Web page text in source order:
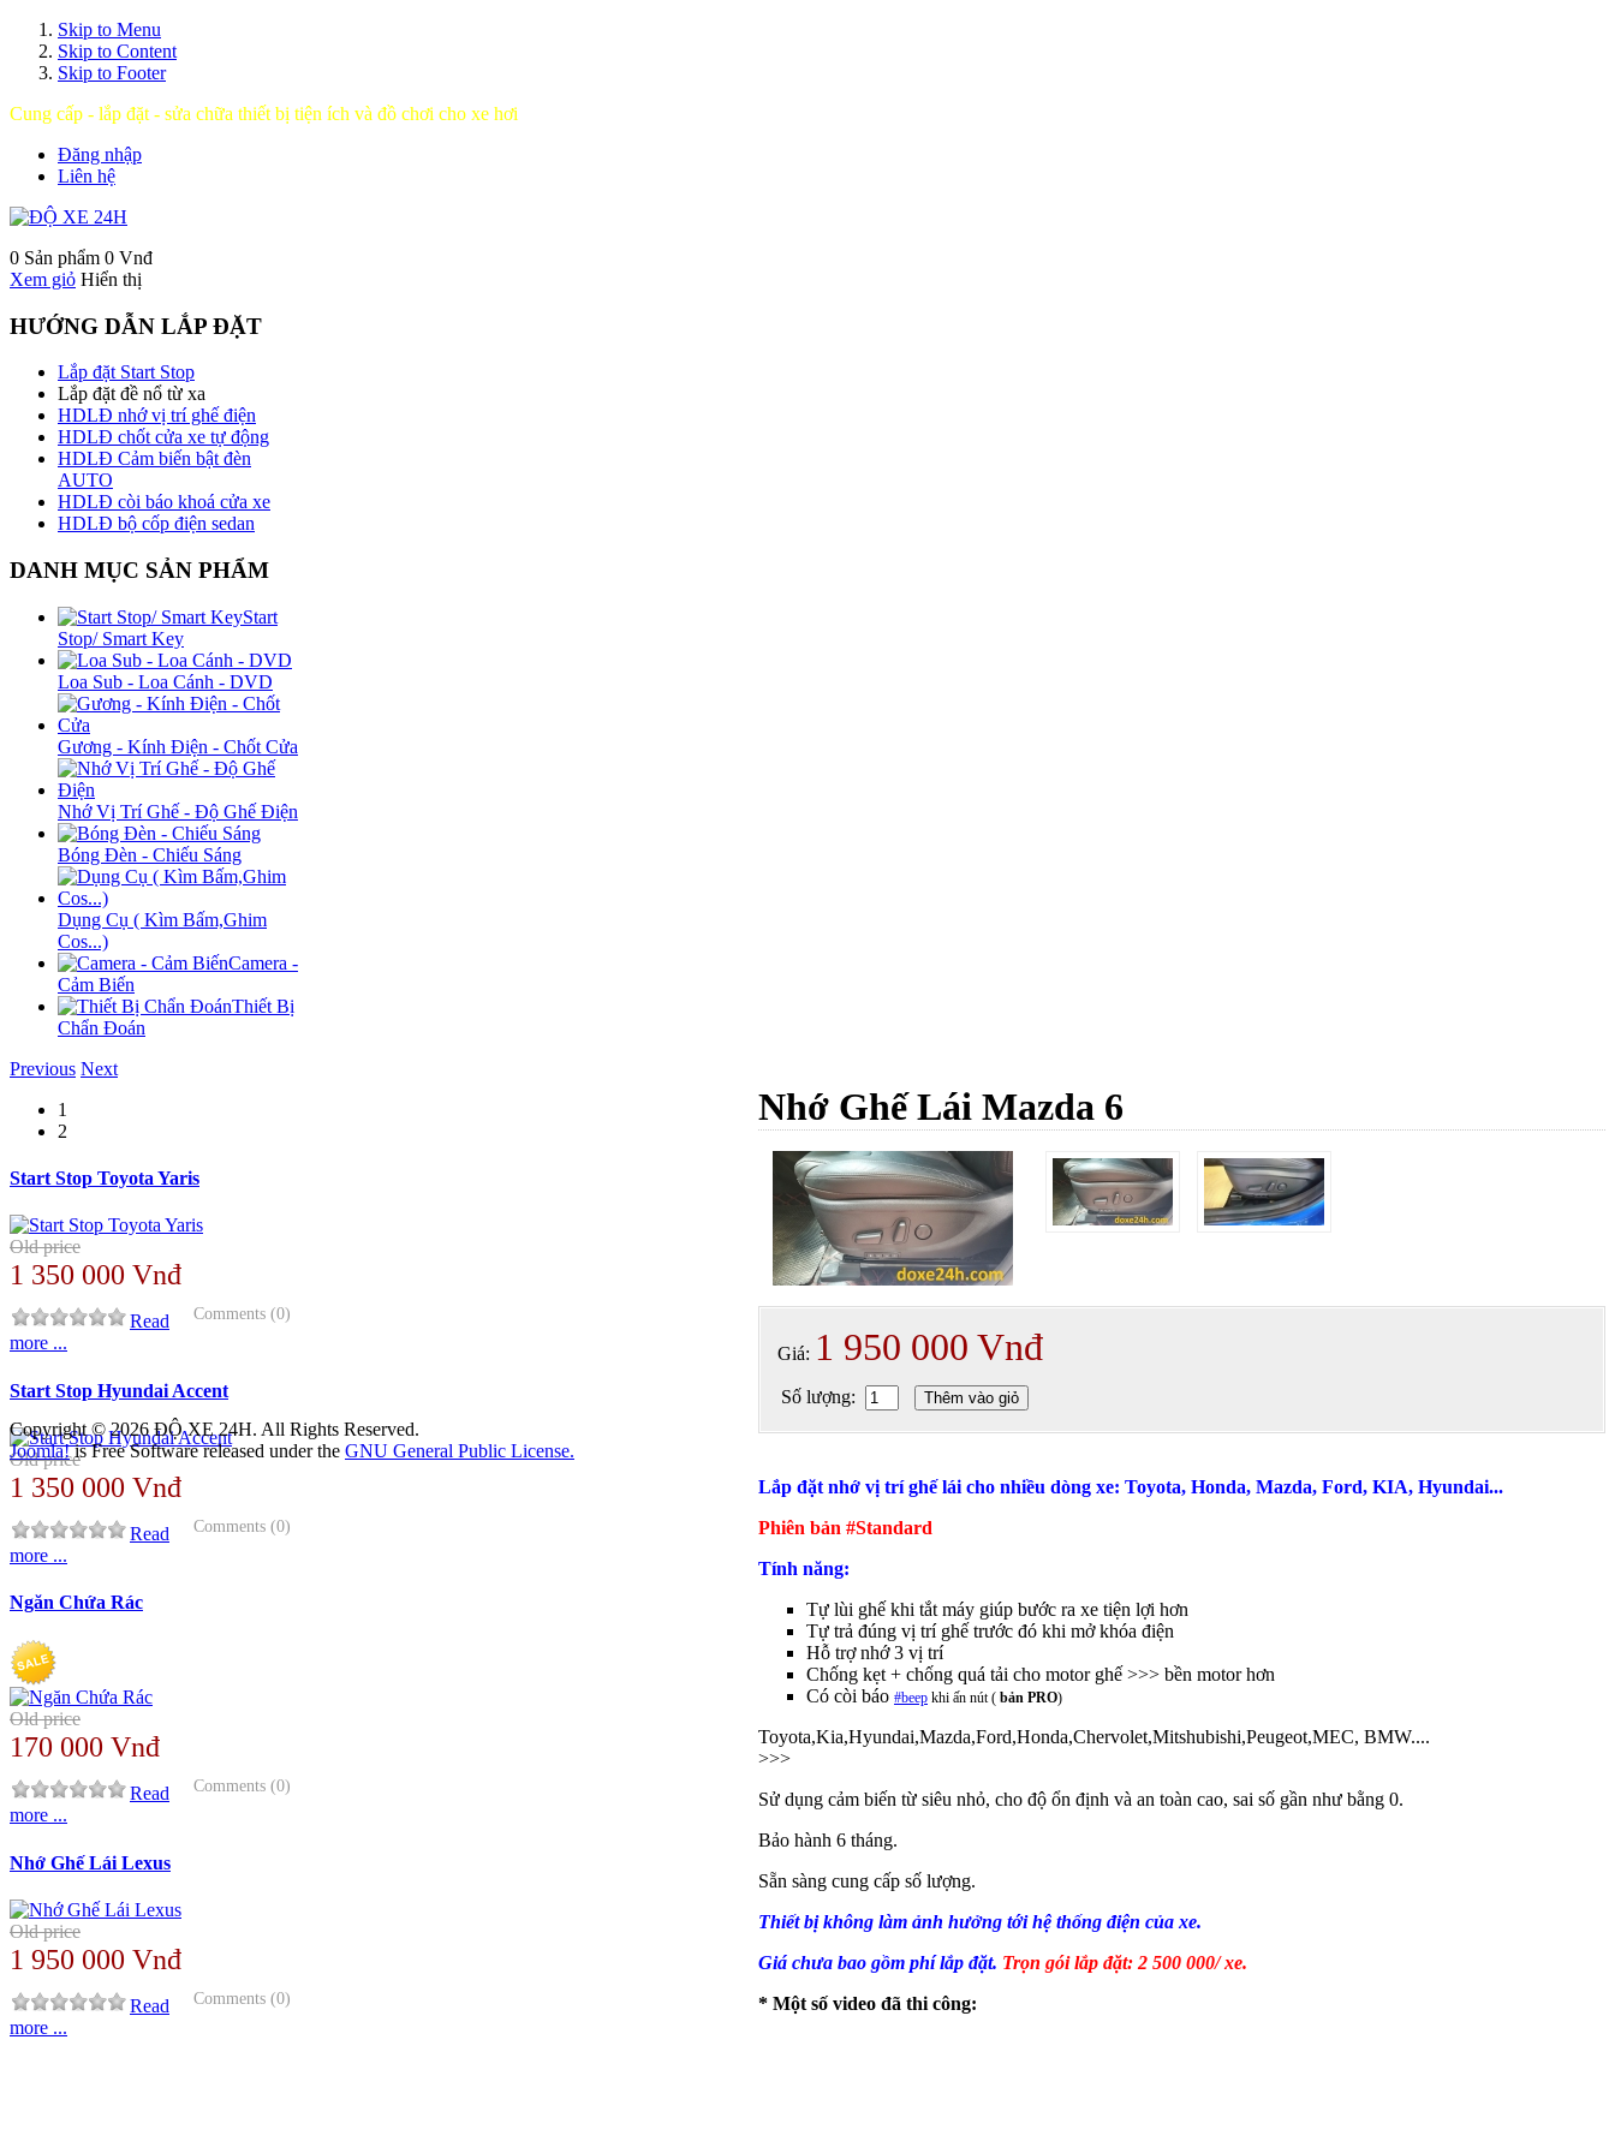
Skip to Menu
Skip to Content
Skip to Footer
Cung cấp - lắp đặt - sửa chữa thiết bị tiện ích và đồ chơi cho xe hơi
Đăng nhập
Liên hệ
0 Sản phẩm 0 Vnđ
Xem giỏ Hiển thị
HƯỚNG DẪN LẮP ĐẶT
Lắp đặt Start Stop
Lắp đặt đề nổ từ xa
HDLĐ nhớ vị trí ghế điện
HDLĐ chốt cửa xe tự động
HDLĐ Cảm biến bật đèn
AUTO
HDLĐ còi báo khoá cửa xe
HDLĐ bộ cốp điện sedan
DANH MỤC SẢN PHẨM
Start
Stop/ Smart Key
Loa Sub - Loa Cánh - DVD
Gương - Kính Điện - Chốt Cửa
Nhớ Vị Trí Ghế - Độ Ghế Điện
Bóng Đèn - Chiếu Sáng
Dụng Cụ ( Kìm Bấm,Ghim
Cos...)
Camera -
Cảm Biến
Thiết Bị
Chẩn Đoán
Nhớ Ghế Lái Mazda 6
Giá: 1 950 000 Vnđ
Số lượng: Thêm vào giỏ
Lắp đặt nhớ vị trí ghế lái cho nhiều dòng xe: Toyota, Honda, Mazda, Ford, KIA, Hyundai...
Phiên bản #Standard
Tính năng:
Tự lùi ghế khi tắt máy giúp bước ra xe tiện lợi hơn
Tự trả đúng vị trí ghế trước đó khi mở khóa điện
Hỗ trợ nhớ 3 vị trí
Chống kẹt + chống quá tải cho motor ghế >>> bền motor hơn
Có còi báo #beep khi ấn nút ( bản PRO)
Toyota,Kia,Hyundai,Mazda,Ford,Honda,Chervolet,Mitshubishi,Peugeot,MEC, BMW....
>>>
Sử dụng cảm biến từ siêu nhỏ, cho độ ổn định và an toàn cao, sai số gần như bằng 0.
Bảo hành 6 tháng.
Sẵn sàng cung cấp số lượng.
Thiết bị không làm ảnh hưởng tới hệ thống điện của xe.
Giá chưa bao gồm phí lắp đặt. Trọn gói lắp đặt: 2 500 000/ xe.
* Một số video đã thi công:
Previous Next
1
2
Start Stop Toyota Yaris
Old price
1 350 000 Vnđ
Comments (0)
Read
more ...
Start Stop Hyundai Accent
Old price
1 350 000 Vnđ
Comments (0)
Read
more ...
Ngăn Chứa Rác
Old price
170 000 Vnđ
Comments (0)
Read
more ...
Nhớ Ghế Lái Lexus
Old price
1 950 000 Vnđ
Comments (0)
Read
more ...
Copyright © 2026 ĐỘ XE 24H. All Rights Reserved.
Joomla!is Free Software released under the GNU General Public License.